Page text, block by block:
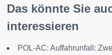
Das könnte Sie
interessieren
POL-AC: Auffahrunfall: